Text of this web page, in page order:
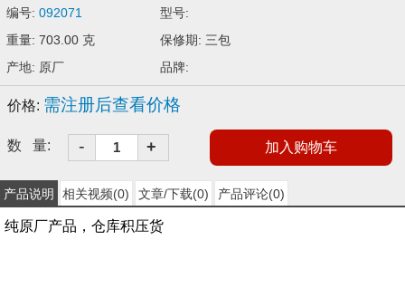
编号:092071
型号:
重量: 703.00 克
保修期: 三包
产地: 原厂
品牌:
价格: 需注册后查看价格
数 量: - +
产品说明 相关视频(0) 文章/下载(0) 产品评论(0)
纯原厂产品， 仓库积压货